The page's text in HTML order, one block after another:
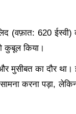
(वफ़ात: 620 ईस्वी)
कुबूल किया।
मुसीबत का दौर था।
करना पड़ा,